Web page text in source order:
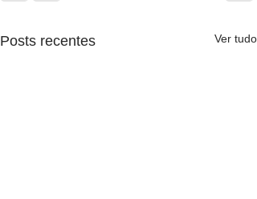
Posts recentes Ver tudo